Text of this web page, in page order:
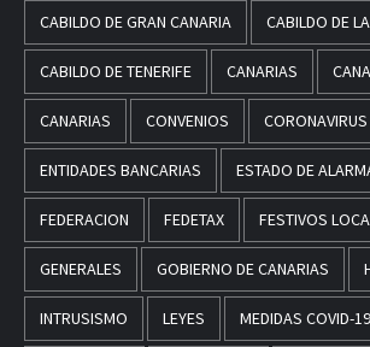
CABILDO DE GRAN CANARIA CABILDO DE
CABILDO DE TENERIFE CANARIAS
CANARIAS CONVENIOS CORONAVIRUS
ENTIDADES BANCARIAS ESTADO DE
FEDERACION FEDETAX FESTIVOS
GENERALES GOBIERNO DE CANARIAS
INTRUSISMO LEYES MEDIDAS COVID-19